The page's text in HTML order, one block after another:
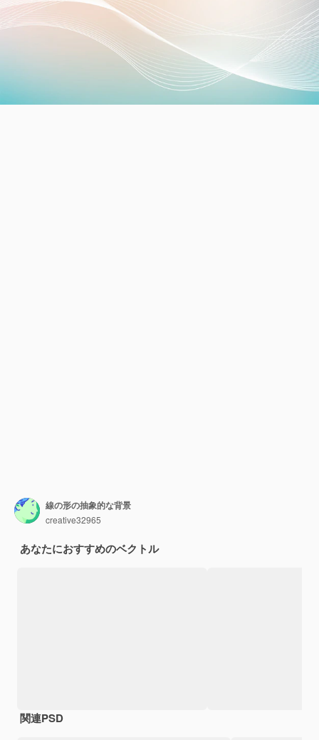
線の形の抽象的な背景
creative32965
あなたにおすすめのベクトル
関連PSD